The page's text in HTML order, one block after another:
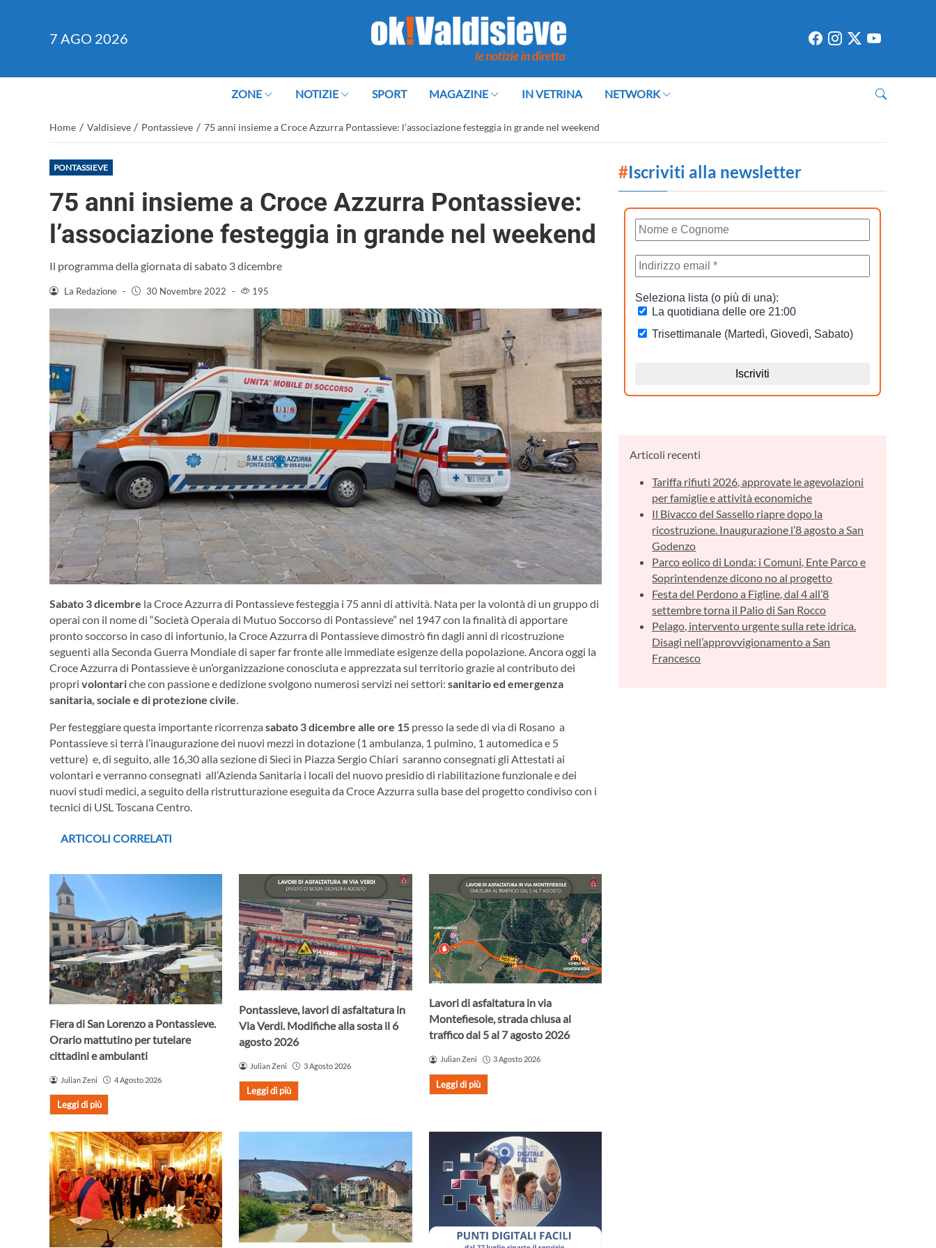
7 AGO 2026
ZONE NOTIZIE SPORT MAGAZINE IN VETRINA NETWORK
Home / Valdisieve / Pontassieve / 75 anni insieme a Croce Azzurra Pontassieve: l’associazione festeggia in grande nel weekend
PONTASSIEVE
75 anni insieme a Croce Azzurra Pontassieve:
l’associazione festeggia in grande nel weekend
Il programma della giornata di sabato 3 dicembre
La Redazione - 30 Novembre 2022 - 195
Sabato 3 dicembre la Croce Azzurra di Pontassieve festeggia i 75 anni di attività. Nata per la volontà di un gruppo di
operai con il nome di “Società Operaia di Mutuo Soccorso di Pontassieve” nel 1947 con la finalità di apportare
pronto soccorso in caso di infortunio, la Croce Azzurra di Pontassieve dimostrò fin dagli anni di ricostruzione
seguenti alla Seconda Guerra Mondiale di saper far fronte alle immediate esigenze della popolazione. Ancora oggi la
Croce Azzurra di Pontassieve è un’organizzazione conosciuta e apprezzata sul territorio grazie al contributo dei
propri volontariche con passione e dedizione svolgono numerosi servizi nei settori: sanitario ed emergenza
sanitaria, sociale e di protezione civile.
Per festeggiare questa importante ricorrenza sabato 3 dicembre alle ore 15 presso la sede di via di Rosano a
Pontassieve si terrà l’inaugurazione dei nuovi mezzi in dotazione (1 ambulanza, 1 pulmino, 1 automedica e 5
vetture) e, di seguito, alle 16,30 alla sezione di Sieci in Piazza Sergio Chiari saranno consegnati gli Attestati ai
volontari e verranno consegnati all’Azienda Sanitaria i locali del nuovo presidio di riabilitazione funzionale e dei
nuovi studi medici, a seguito della ristrutturazione eseguita da Croce Azzurra sulla base del progetto condiviso con i
tecnici di USL Toscana Centro.
ARTICOLI CORRELATI
Fiera di San Lorenzo a Pontassieve.
Orario mattutino per tutelare
cittadini e ambulanti
Julian Zeni 4 Agosto 2026
Leggi di più
Pontassieve, lavori di asfaltatura in
Via Verdi. Modifiche alla sosta il 6
agosto 2026
Julian Zeni 3 Agosto 2026
Leggi di più
Lavori di asfaltatura in via
Montefiesole, strada chiusa al
traffico dal 5 al 7 agosto 2026
Julian Zeni 3 Agosto 2026
Leggi di più
#Iscriviti alla newsletter
Articoli recenti
Tariffa rifiuti 2026, approvate le agevolazioni
per famiglie e attività economiche
Il Bivacco del Sassello riapre dopo la
ricostruzione. Inaugurazione l’8 agosto a San
Godenzo
Parco eolico di Londa: i Comuni, Ente Parco e
Soprintendenze dicono no al progetto
Festa del Perdono a Figline, dal 4 all’8
settembre torna il Palio di San Rocco
Pelago, intervento urgente sulla rete idrica.
Disagi nell’approvvigionamento a San
Francesco